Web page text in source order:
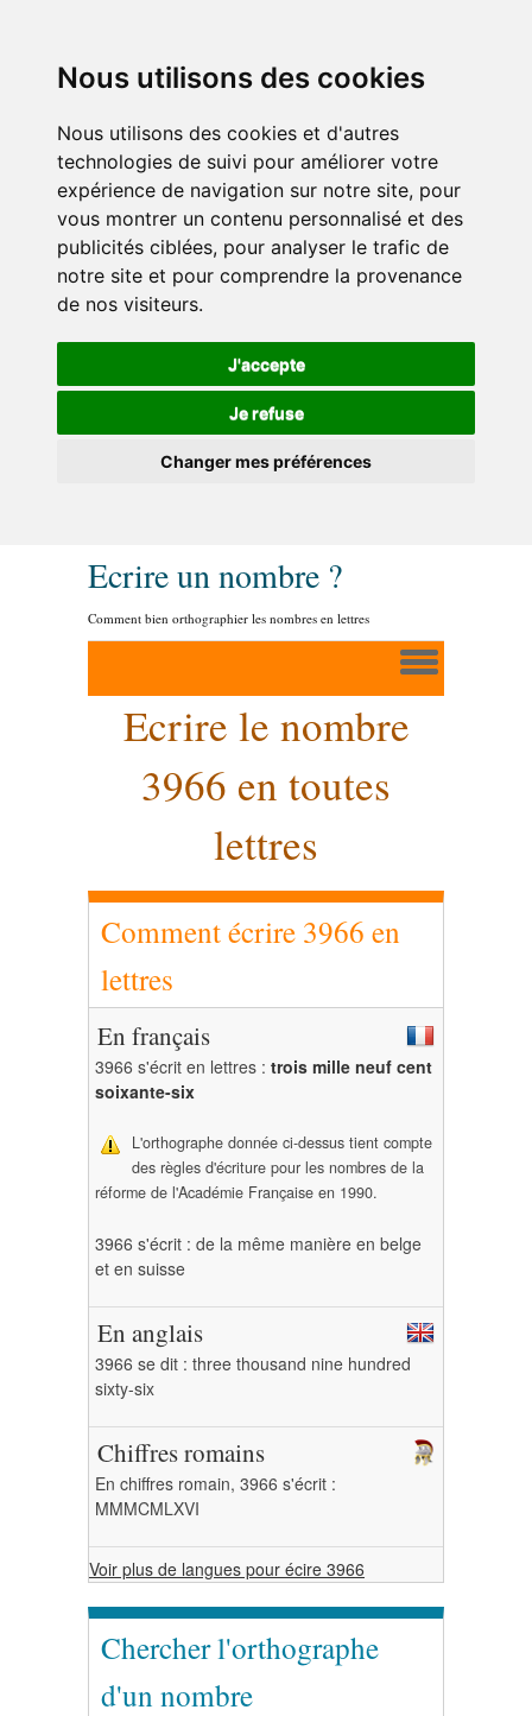
Nous utilisons des cookies
Nous utilisons des cookies et d'autres
technologies de suivi pour améliorer votre
expérience de navigation sur notre site, pour
vous montrer un contenu personnalisé et des
publicités ciblées, pour analyser le trafic de
notre site et pour comprendre la provenance
de nos visiteurs.
J'accepte
Je refuse
Changer mes préférences
Ecrire un nombre ?
Comment bien orthographier les nombres en lettres
Ecrire le nombre
3966 en toutes
lettres
Comment écrire 3966 en
lettres
En français
3966 s'écrit en lettres : trois mille neuf cent
soixante-six
L'orthographe donnée ci-dessus tient compte
des règles d'écriture pour les nombres de la
réforme de l'Académie Française en 1990.
3966 s'écrit : de la même manière en belge
et en suisse
En anglais
3966 se dit : three thousand nine hundred
sixty-six
Chiffres romains
En chiffres romain, 3966 s'écrit :
MMMCMLXVI
Voir plus de langues pour écire 3966
Chercher l'orthographe
d'un nombre